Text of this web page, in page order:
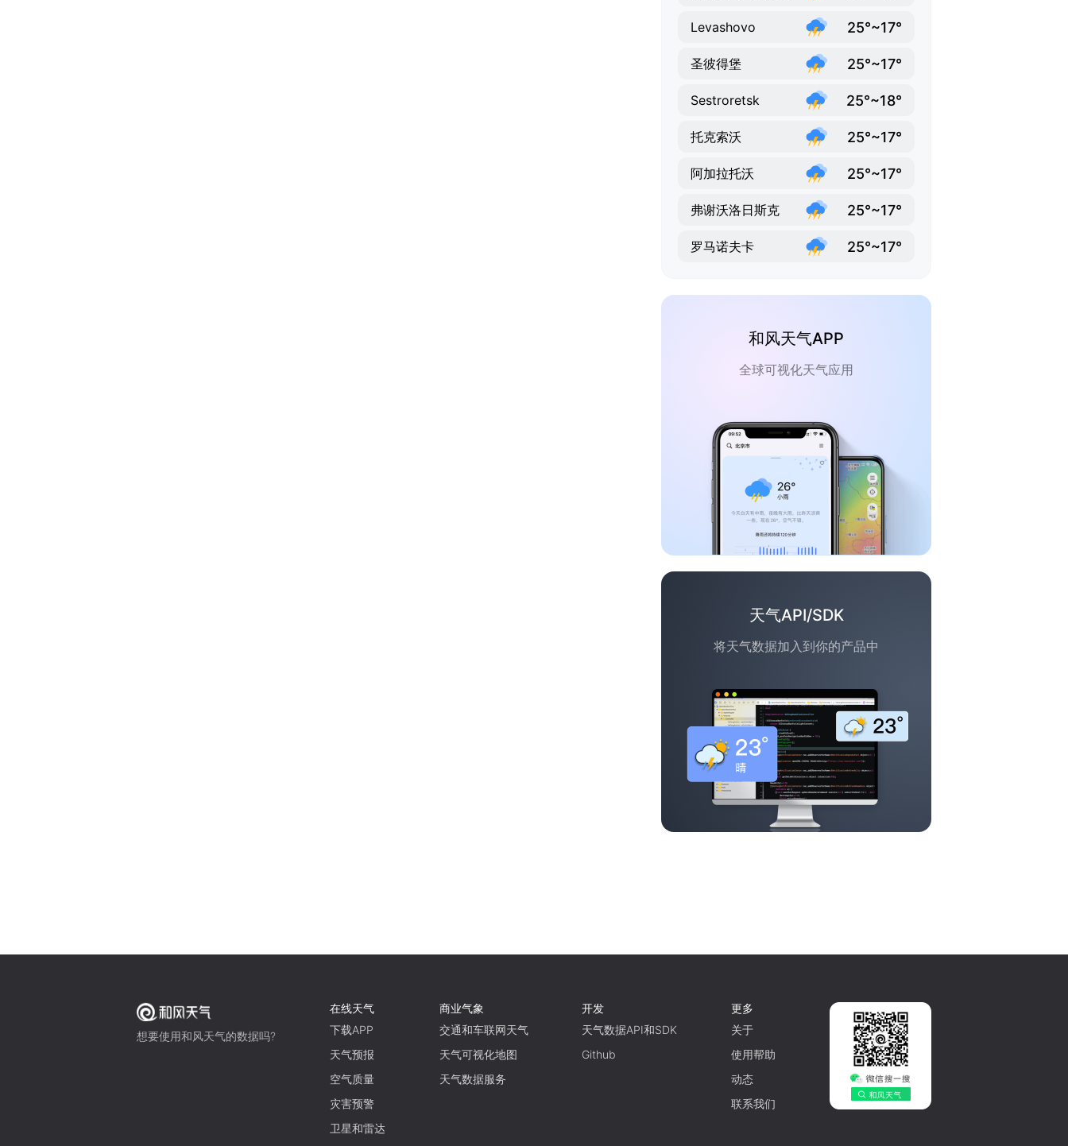
Levashovo 25°~17°
圣彼得堡 25°~17°
Sestroretsk 25°~18°
托克索沃 25°~17°
阿加拉托沃 25°~17°
弗谢沃洛日斯克 25°~17°
罗马诺夫卡 25°~17°
和风天气APP
全球可视化天气应用
天气API/SDK
将天气数据加入到你的产品中
想要使用和风天气的数据吗?
在线天气
下载APP
天气预报
空气质量
灾害预警
卫星和雷达
商业气象
交通和车联网天气
天气可视化地图
天气数据服务
开发
天气数据API和SDK
Github
更多
关于
使用帮助
动态
联系我们